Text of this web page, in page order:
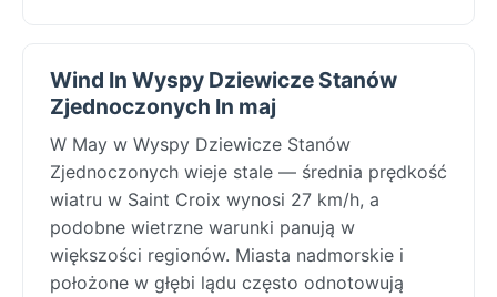
Wind In Wyspy Dziewicze Stanów
Zjednoczonych In maj
W May w Wyspy Dziewicze Stanów
Zjednoczonych wieje stale — średnia prędkość
wiatru w Saint Croix wynosi 27 km/h, a
podobne wietrzne warunki panują w
większości regionów. Miasta nadmorskie i
położone w głębi lądu często odnotowują